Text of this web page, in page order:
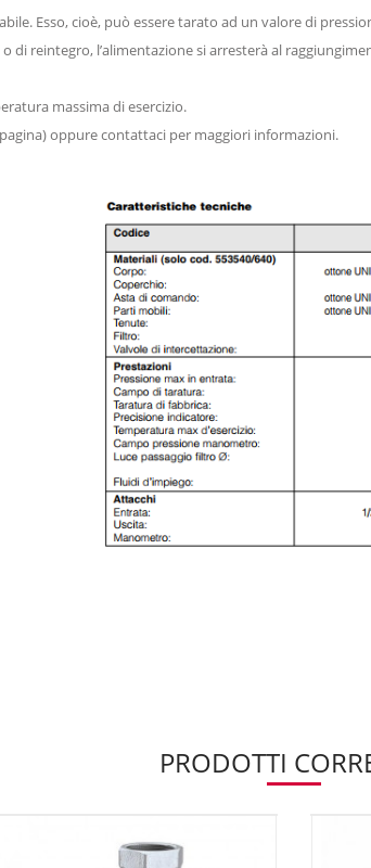
Esso, cioè, può essere tarato ad un valore di
di reintegro, l’alimentazione si arresterà al
massima di esercizio.
oppure contattaci per maggiori informazioni.
PRODOTTI